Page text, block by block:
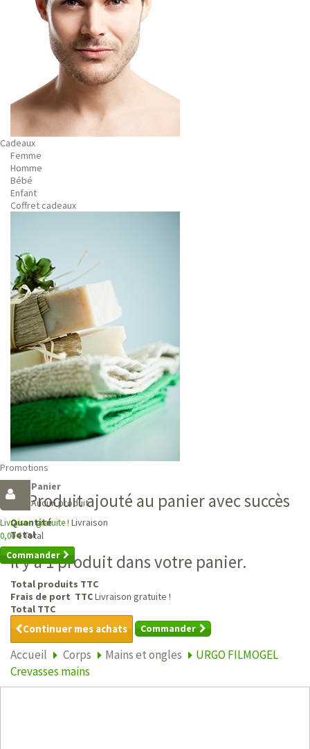
Cadeaux
Femme
Homme
Bébé
Enfant
Coffret cadeaux
Promotions
Panier
Aucun produit
Livraison gratuite ! Livraison
0,00 €Total
Commander
Produit ajouté au panier avec succès
Quantité
Total
Il y a 1 produit dans votre panier.
Total produits TTC
Frais de port TTCLivraison gratuite !
Total TTC
Continuer mes achats Commander
Accueil Corps Mains et ongles
URGO FILMOGEL
Crevasses mains